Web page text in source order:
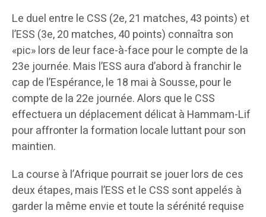
Le duel entre le CSS (2e, 21 matches, 43 points) et
l’ESS (3e, 20 matches, 40 points) connaîtra son
«pic» lors de leur face-à-face pour le compte de la
23e journée. Mais l’ESS aura d’abord à franchir le
cap de l’Espérance, le 18 mai à Sousse, pour le
compte de la 22e journée. Alors que le CSS
effectuera un déplacement délicat à Hammam-Lif
pour affronter la formation locale luttant pour son
maintien.
La course à l’Afrique pourrait se jouer lors de ces
deux étapes, mais l’ESS et le CSS sont appelés à
garder la même envie et toute la sérénité requise